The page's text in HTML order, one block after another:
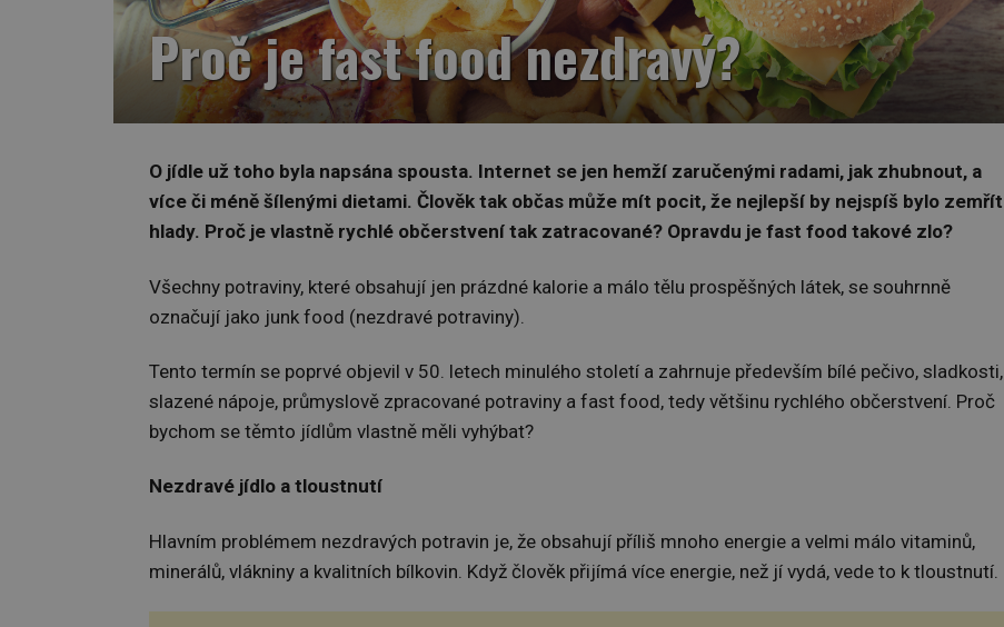
Proč je fast food nezdravý?
O jídle už toho byla napsána spousta. Internet se jen hemží zaručenými radami, jak zhubnout, a
více či méně šílenými dietami. Člověk tak občas může mít pocit, že nejlepší by nejspíš bylo zemřít
hlady. Proč je vlastně rychlé občerstvení tak zatracované? Opravdu je fast food takové zlo?
Všechny potraviny, které obsahují jen prázdné kalorie a málo tělu prospěšných látek, se souhrnně
označují jako junk food (nezdravé potraviny).
Tento termín se poprvé objevil v 50. letech minulého století a zahrnuje především bílé pečivo, sladkosti,
slazené nápoje, průmyslově zpracované potraviny a fast food, tedy většinu rychlého občerstvení. Proč
bychom se těmto jídlům vlastně měli vyhýbat?
Nezdravé jídlo a tloustnutí
Hlavním problémem nezdravých potravin je, že obsahují příliš mnoho energie a velmi málo vitaminů,
minerálů, vlákniny a kvalitních bílkovin. Když člověk přijímá více energie, než jí vydá, vede to k tloustnutí.